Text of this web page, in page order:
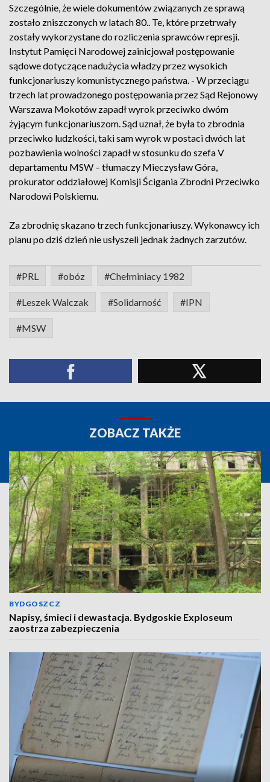
Szczególnie, że wiele dokumentów związanych ze sprawą
zostało zniszczonych w latach 80.. Te, które przetrwały
zostały wykorzystane do rozliczenia sprawców represji.
Instytut Pamięci Narodowej zainicjował postępowanie
sądowe dotyczące nadużycia władzy przez wysokich
funkcjonariuszy komunistycznego państwa. - W przeciągu
trzech lat prowadzonego postępowania przez Sąd Rejonowy
Warszawa Mokotów zapadł wyrok przeciwko dwóm
żyjącym funkcjonariuszom. Sąd uznał, że była to zbrodnia
przeciwko ludzkości, taki sam wyrok w postaci dwóch lat
pozbawienia wolności zapadł w stosunku do szefa V
departamentu MSW – tłumaczy Mieczysław Góra,
prokurator oddziałowej Komisji Ścigania Zbrodni Przeciwko
Narodowi Polskiemu.
Za zbrodnię skazano trzech funkcjonariuszy. Wykonawcy ich
planu po dziś dzień nie usłyszeli jednak żadnych zarzutów.
#PRL #obóz #Chełminiacy 1982
#Leszek Walczak #Solidarność #IPN
#MSW
ZOBACZ TAKŻE
BYDGOSZCZ
Napisy, śmieci i dewastacja. Bydgoskie Exploseum
zaostrza zabezpieczenia